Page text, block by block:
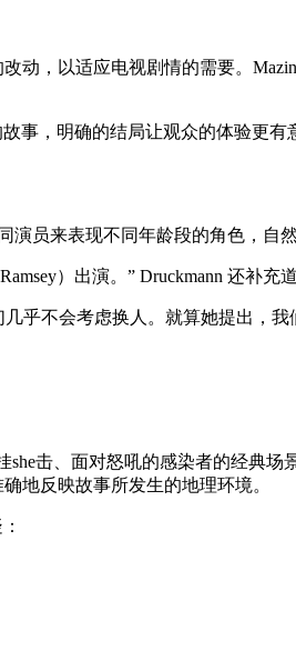
动，以适应电视剧情的需要。
事，明确的结局让观众的体验
员来表现不同年龄段的角色，自
）出演。” Druckmann 还补充道
几乎不会考虑换人。就算她提出，
击、面对怒吼的感染者的经典场
地反映故事所发生的地理环境。